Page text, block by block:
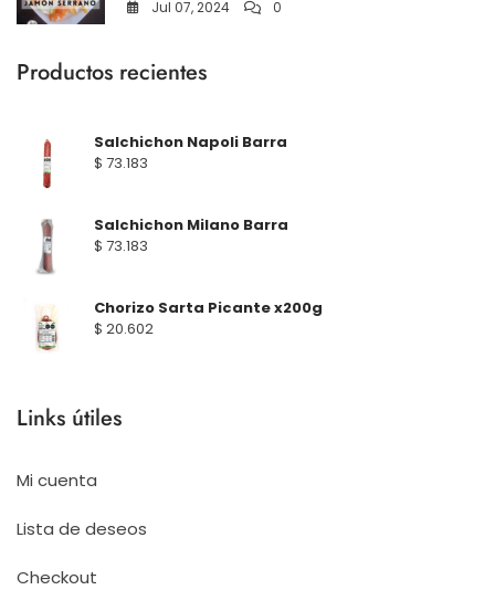
Jul 07, 2024 0
Productos recientes
Salchichon Napoli Barra
$ 73.183
Salchichon Milano Barra
$ 73.183
Chorizo Sarta Picante x200g
$ 20.602
Links útiles
Mi cuenta
Lista de deseos
Checkout